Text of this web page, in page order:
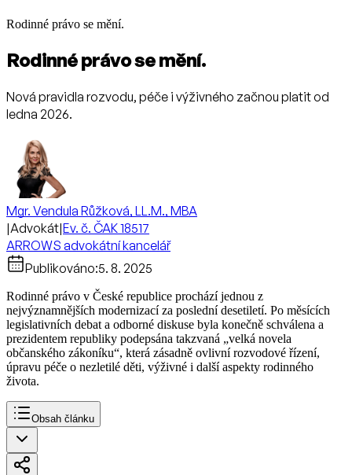
Rodinné právo se mění.
Rodinné právo se mění.
Nová pravidla rozvodu, péče i výživného začnou platit od
ledna 2026.
Mgr. Vendula Růžková, LL.M., MBA
|Advokát|Ev. č. ČAK 18517
ARROWS advokátní kancelář
Publikováno:5. 8. 2025
Rodinné právo v České republice prochází jednou z
nejvýznamnějších modernizací za poslední desetiletí. Po měsících
legislativních debat a odborné diskuse byla konečně schválena a
prezidentem republiky podepsána takzvaná „velká novela
občanského zákoníku“, která zásadně ovlivní rozvodové řízení,
úpravu péče o nezletilé děti, výživné i další aspekty rodinného
života.
Obsah článku